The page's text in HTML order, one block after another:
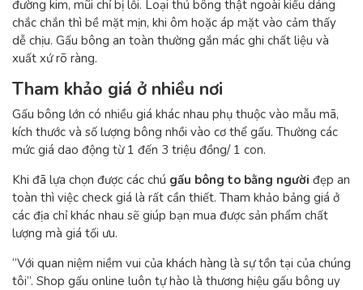
đường kim, mũi chỉ bị lỗi. Loại thú bông thật ngoài kiểu dáng
chắc chắn thì bề mặt mịn, khi ôm hoặc áp mặt vào cảm thấy
dễ chịu. Gấu bông an toàn thường gắn mác ghi chất liệu và
xuất xứ rõ ràng.
Tham khảo giá ở nhiều nơi
Gấu bông lớn có nhiều giá khác nhau phụ thuộc vào mẫu mã,
kích thước và số lượng bông nhồi vào cơ thể gấu. Thường các
mức giá dao động từ 1 đến 3 triệu đồng/ 1 con.
Khi đã lựa chọn được các chú gấu bông to bằng người đẹp an
toàn thì việc check giá là rất cần thiết. Tham khảo bảng giá ở
các địa chỉ khác nhau sẽ giúp bạn mua được sản phẩm chất
lượng mà giá tối ưu.
“Với quan niệm niềm vui của khách hàng là sự tồn tại của chúng
tôi”. Shop gấu online luôn tự hào là thương hiệu gấu bông uy